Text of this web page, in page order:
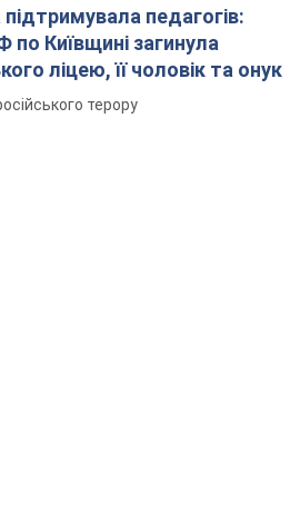
педагогів:
по Київщині загинула
ліцею, її чоловік та онук
терору